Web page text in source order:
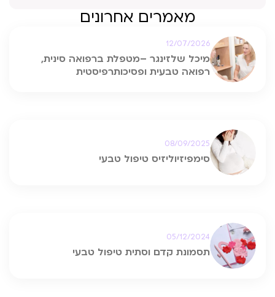
מאמרים אחרונים
מיכל שלזינגר –מטפלת ברפואה סינית,
רפואה טבעית ופסיכותרפיסטית
12/07/2026
סימפיזיוליזיס טיפול טבעי
08/09/2025
תסמונת קדם וסתית טיפול טבעי
05/12/2024